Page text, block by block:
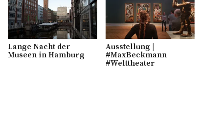
Lange Nacht der
Museen in Hamburg
Ausstellung |
#MaxBeckmann
#Welttheater